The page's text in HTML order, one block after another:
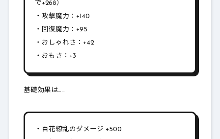
で+268）
・攻撃魔力：+140
・回復魔力：+95
・おしゃれさ：+42
・おもさ：+3
基礎効果は……
・百花繚乱のダメージ +500